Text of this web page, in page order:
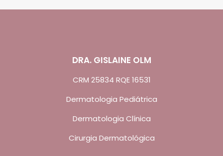
DRA. GISLAINE OLM
CRM 25834 RQE 16531
Dermatologia Pediátrica
Dermatologia Clínica
Cirurgia Dermatológica